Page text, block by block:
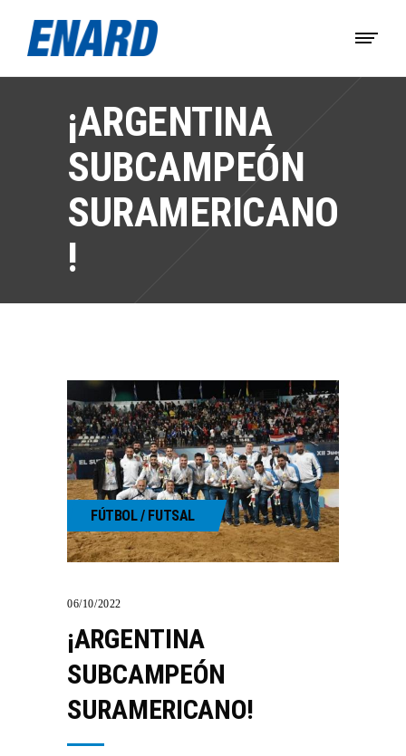
¡ARGENTINA
SUBCAMPEÓN
SURAMERICANO
!
FÚTBOL / FUTSAL
06/10/2022
¡ARGENTINA
SUBCAMPEÓN
SURAMERICANO!